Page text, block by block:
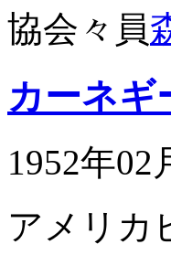
協会々員
カーネギ
1952年02
アメリカ